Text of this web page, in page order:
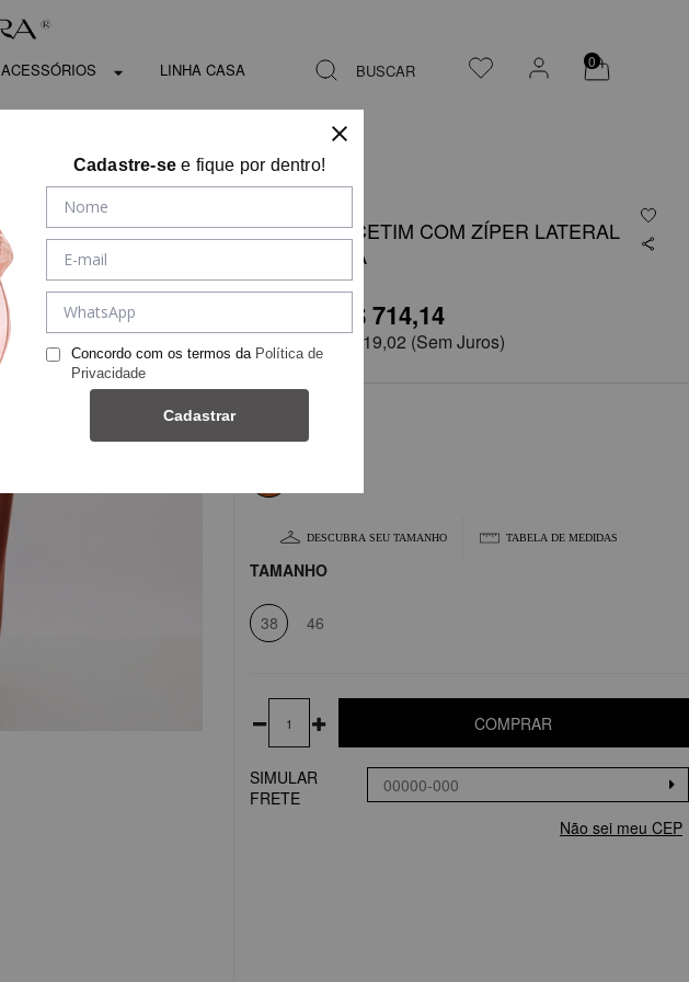
ACESSÓRIOS LINHA CASA BUSCAR 0
CALÇA EM CETIM COM ZÍPER LATERAL
TERRACOTA
R$ 714,14
em6x deR$ 119,02 (Sem Juros)
DESCUBRA SEU TAMANHO TABELA DE MEDIDAS
TAMANHO
38 46
COMPRAR
SIMULAR
FRETE
Não sei meu CEP
Cadastre-se e fique por dentro!
Concordo com os termos da Política de
Privacidade
Cadastrar